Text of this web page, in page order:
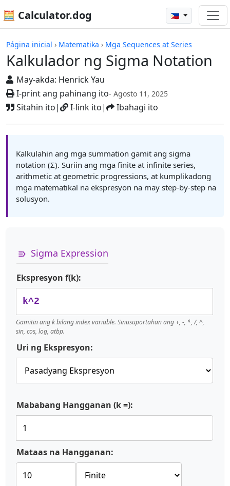
🧮 Calculator.dog 🇵🇭
Página inicial › Matematika › Mga Sequences at Series
Kalkulador ng Sigma Notation
May-akda: Henrick Yau
I-print ang pahinang ito- Agosto 11, 2025
Sitahin ito| I-link ito| Ibahagi ito
Mga Kalkulador
Kalkulahin ang mga summation gamit ang sigma
notation (Σ). Suriin ang mga finite at infinite series,
arithmetic at geometric progressions, at kumplikadong
mga matematikal na ekspresyon na may step-by-step na
solusyon.
Sigma Expression
Ekspresyon f(k):
Gamitin ang k bilang index variable. Sinusuportahan ang +, -, *, /, ^,
sin, cos, log, atbp.
Uri ng Ekspresyon:
Mababang Hangganan (k =):
Mataas na Hangganan: